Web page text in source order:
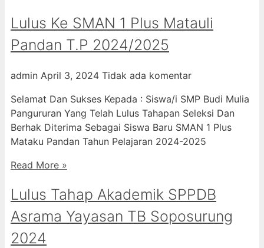
Lulus Ke SMAN 1 Plus Matauli
Pandan T.P 2024/2025
admin April 3, 2024 Tidak ada komentar
Selamat Dan Sukses Kepada : Siswa/i SMP Budi Mulia
Pangururan Yang Telah Lulus Tahapan Seleksi Dan
Berhak Diterima Sebagai Siswa Baru SMAN 1 Plus
Mataku Pandan Tahun Pelajaran 2024-2025
Read More »
Lulus Tahap Akademik SPPDB
Asrama Yayasan TB Soposurung
2024